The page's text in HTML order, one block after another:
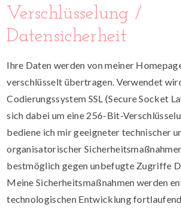
Verschlüsselung /
Datensicherheit
Ihre Daten werden von meiner
verschlüsselt übertragen. Verwendet
Codierungssystem SSL (Secure Socket
sich dabei um eine 256-Bit-
bediene ich mir geeigneter technischer
organisatorischer
bestmöglich gegen unbefugte Zugriffe
Meine Sicherheitsmaßnahmen werden
technologischen Entwicklung